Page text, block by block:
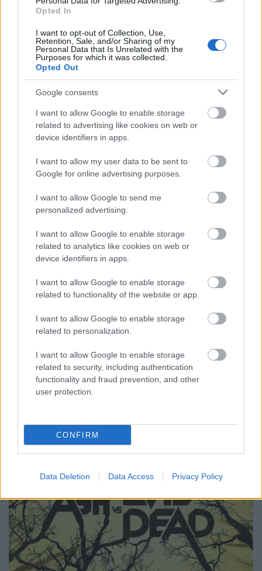
Opted In
I want to opt-out of Collection, Use,
Retention, Sale, and/or Sharing of my
Personal Data that Is Unrelated with the
Purposes for which it was collected.
Opted Out
Google consents
I want to allow Google to enable storage
related to advertising like cookies on web or
device identifiers in apps.
I want to allow my user data to be sent to
Google for online advertising purposes.
I want to allow Google to send me
personalized advertising.
I want to allow Google to enable storage
related to analytics like cookies on web or
device identifiers in apps.
I want to allow Google to enable storage
related to functionality of the website or app.
I want to allow Google to enable storage
related to personalization.
I want to allow Google to enable storage
related to security, including authentication
functionality and fraud prevention, and other
user protection.
CONFIRM
Data Deletion Data Access Privacy Policy
tv-trailer: ash vs evil dead (2015)
Takács Máté•2015. július 11.
tv-trailer: ash vs evil dead (2015)
Németh Barna•2015. május 30.
Oké, ez még mindig nem sok, de a korábbi
hangulatkeltő után most már tényleg itt van ő. Ash is
Starz csatornán. Várjuk, nagyon várjuk...